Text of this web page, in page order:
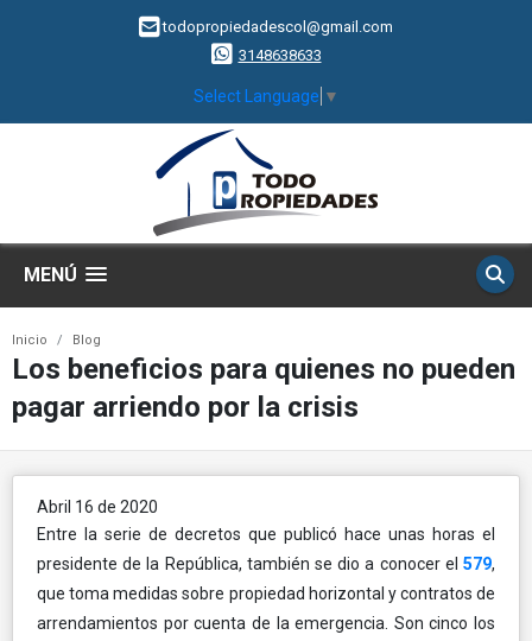
todopropiedadescol@gmail.com
3148638633
Select Language ▼
MENÚ
Inicio Blog
Los beneficios para quienes no pueden
pagar arriendo por la crisis
Abril 16 de 2020
Entre la serie de decretos que publicó hace unas horas el
presidente de la República, también se dio a conocer el 579,
que toma medidas sobre propiedad horizontal y contratos de
arrendamientos por cuenta de la emergencia. Son cinco los